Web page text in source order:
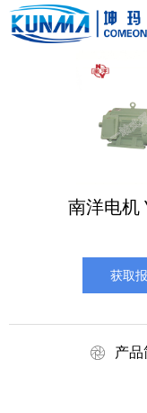
首页
南洋电机
产品
ꁵ
获取